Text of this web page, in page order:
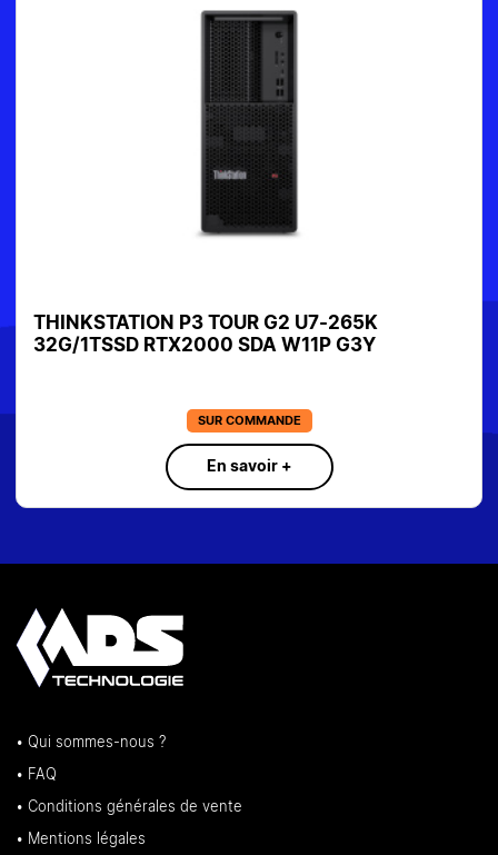
THINKSTATION P3 TOUR G2 U7-265K
32G/1TSSD RTX2000 SDA W11P G3Y
SUR COMMANDE
En savoir +
• Qui sommes-nous ?
• FAQ
• Conditions générales de vente
• Mentions légales